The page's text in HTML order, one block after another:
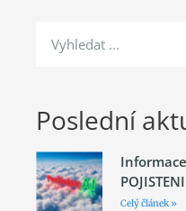
Poslední
Celý článek »